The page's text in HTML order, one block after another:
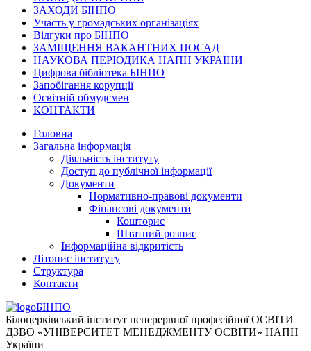
ЗАХОДИ БІНПО
Участь у громадських організаціях
Відгуки про БІНПО
ЗАМІЩЕННЯ ВАКАНТНИХ ПОСАД
НАУКОВА ПЕРІОДИКА НАПН УКРАЇНИ
Цифрова бібліотека БІНПО
Запобігання корупції
Освітній обмудсмен
КОНТАКТИ
Головна
Загальна інформація
Діяльність інституту
Доступ до публічної інформації
Документи
Нормативно-правові документи
Фінансові документи
Кошторис
Штатний розпис
Інформаційна відкритість
Літопис інституту
Структура
Контакти
БІНПО
Білоцерківський інститут неперервної професійної ОСВІТИ
ДЗВО «УНІВЕРСИТЕТ МЕНЕДЖМЕНТУ ОСВІТИ» НАПН
України